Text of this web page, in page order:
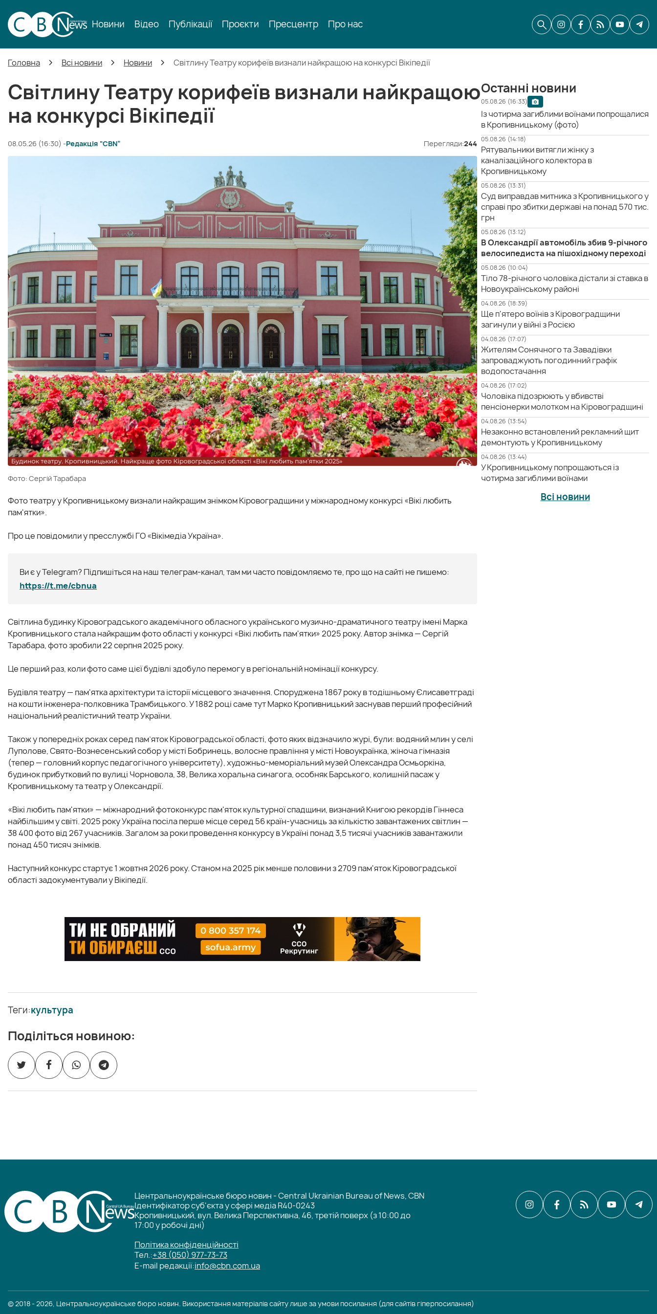
Новини Відео Публікації Проєкти Пресцентр Про нас
Головна Всі новини Новини Світлину Театру корифеїв визнали найкращою на конкурсі Вікіпедії
Світлину Театру корифеїв визнали найкращою
на конкурсі Вікіпедії
08.05.26 (16:30) -Редакція “CBN” Перегляди:244
Фото: Сергій Тарабара
Фото театру у Кропивницькому визнали найкращим знімком Кіровоградщини у міжнародному конкурсі «Вікі любить
пам'ятки».
Про це повідомили у пресслужбі ГО «Вікімедіа Україна».
Ви є у Telegram? Підпишіться на наш телеграм-канал, там ми часто повідомляємо те, про що на сайті не пишемо:
https://t.me/cbnua
Світлина будинку Кіровоградського академічного обласного українського музично-драматичного театру імені Марка
Кропивницького стала найкращим фото області у конкурсі «Вікі любить пам'ятки» 2025 року. Автор знімка — Сергій
Тарабара, фото зробили 22 серпня 2025 року.
Це перший раз, коли фото саме цієї будівлі здобуло перемогу в регіональній номінації конкурсу.
Будівля театру — пам'ятка архітектури та історії місцевого значення. Споруджена 1867 року в тодішньому Єлисаветграді
на кошти інженера-полковника Трамбицького. У 1882 році саме тут Марко Кропивницький заснував перший професійний
національний реалістичний театр України.
Також у попередніх роках серед пам’яток Кіровоградської області, фото яких відзначило журі, були: водяний млин у селі
Луполове, Свято-Вознесенський собор у місті Бобринець, волосне правління у місті Новоукраїнка, жіноча гімназія
(тепер — головний корпус педагогічного університету), художньо-меморіальний музей Олександра Осмьоркіна,
будинок прибутковий по вулиці Чорновола, 38, Велика хоральна синагога, особняк Барського, колишній пасаж у
Кропивницькому та театр у Олександрії.
«Вікі любить пам'ятки» — міжнародний фотоконкурс пам'яток культурної спадщини, визнаний Книгою рекордів Гіннеса
найбільшим у світі. 2025 року Україна посіла перше місце серед 56 країн-учасниць за кількістю завантажених світлин —
38 400 фото від 267 учасників. Загалом за роки проведення конкурсу в Україні понад 3,5 тисячі учасників завантажили
понад 450 тисяч знімків.
Наступний конкурс стартує 1 жовтня 2026 року. Станом на 2025 рік менше половини з 2709 пам'яток Кіровоградської
області задокументували у Вікіпедії.
Теги:культура
Поділіться новиною:
Останні новини
05.08.26 (16:33)
Із чотирма загиблими воїнами попрощалися
в Кропивницькому (фото)
05.08.26 (14:18)
Рятувальники витягли жінку з
каналізаційного колектора в
Кропивницькому
05.08.26 (13:31)
Суд виправдав митника з Кропивницького у
справі про збитки державі на понад 570 тис.
грн
05.08.26 (13:12)
В Олександрії автомобіль збив 9-річного
велосипедиста на пішохідному переході
05.08.26 (10:04)
Тіло 78-річного чоловіка дістали зі ставка в
Новоукраїнському районі
04.08.26 (18:39)
Ще п'ятеро воїнів з Кіровоградщини
загинули у війні з Росією
04.08.26 (17:07)
Жителям Сонячного та Завадівки
запроваджують погодинний графік
водопостачання
04.08.26 (17:02)
Чоловіка підозрюють у вбивстві
пенсіонерки молотком на Кіровоградщині
04.08.26 (13:54)
Незаконно встановлений рекламний щит
демонтують у Кропивницькому
04.08.26 (13:44)
У Кропивницькому попрощаються із
чотирма загиблими воїнами
Всі новини
Центральноукраїнське бюро новин - Central Ukrainian Bureau of News, CBN
Ідентифікатор суб'єкта у сфері медіа R40-0243
Кропивницький, вул. Велика Перспективна, 46, третій поверх (з 10:00 до
17:00 у робочі дні)
Політика конфіденційності
Тел.:+38 (050) 977-73-73
E-mail редакції:info@cbn.com.ua
© 2018 - 2026, Центральноукраїнське бюро новин. Використання матеріалів сайту лише за умови посилання (для сайтів гіперпосилання)